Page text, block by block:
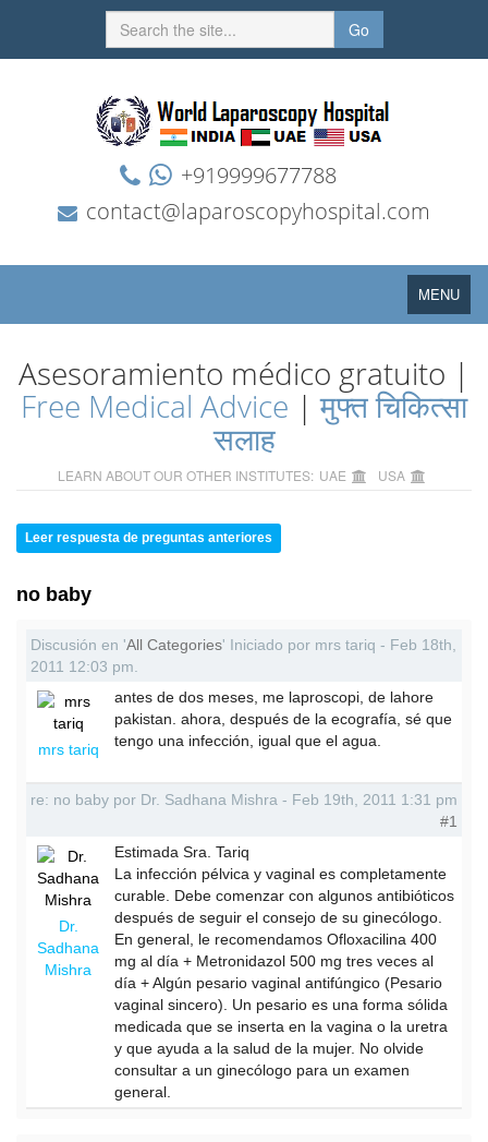
Go
+919999677788
contact@laparoscopyhospital.com
Toggle
navigation
MENU
Asesoramiento médico gratuito |
Free Medical Advice |मुफ्त चिकित्सा
सलाह
LEARN ABOUT OUR OTHER INSTITUTES: UAE USA
Leer respuesta de preguntas anteriores
no baby
Discusión en 'All Categories' Iniciado por mrs tariq - Feb 18th,
2011 12:03 pm.
mrs tariq
antes de dos meses, me laproscopi, de lahore
pakistan. ahora, después de la ecografía, sé que
tengo una infección, igual que el agua.
re: no baby por Dr. Sadhana Mishra - Feb 19th, 2011 1:31 pm
#1
Dr.
Sadhana
Mishra
Estimada Sra. Tariq
La infección pélvica y vaginal es completamente
curable. Debe comenzar con algunos antibióticos
después de seguir el consejo de su ginecólogo.
En general, le recomendamos Ofloxacilina 400
mg al día + Metronidazol 500 mg tres veces al
día + Algún pesario vaginal antifúngico (Pesario
vaginal sincero). Un pesario es una forma sólida
medicada que se inserta en la vagina o la uretra
y que ayuda a la salud de la mujer. No olvide
consultar a un ginecólogo para un examen
general.